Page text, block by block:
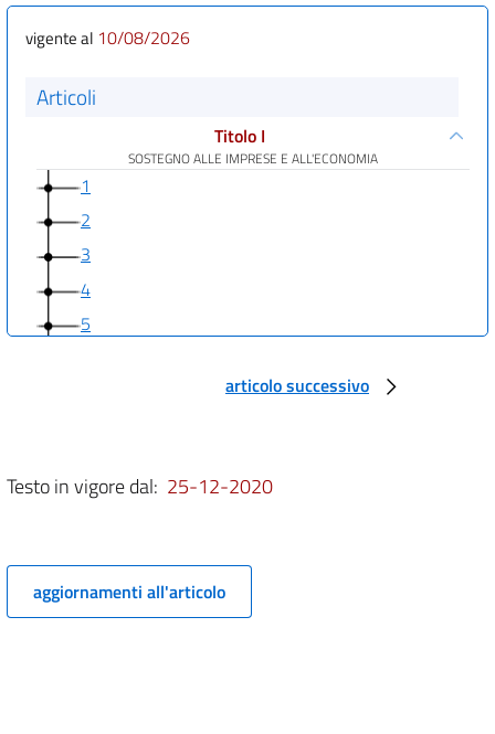
vigente al 10/08/2026
Articoli
Titolo I
SOSTEGNO ALLE IMPRESE E ALL'ECONOMIA
1
2
3
4
5
DISPOSIZIONI IN MATERIA DI SALUTE, LAVORO E FAMIGLIA
12
articolo successivo
Testo in vigore dal: 25-12-2020
aggiornamenti all'articolo